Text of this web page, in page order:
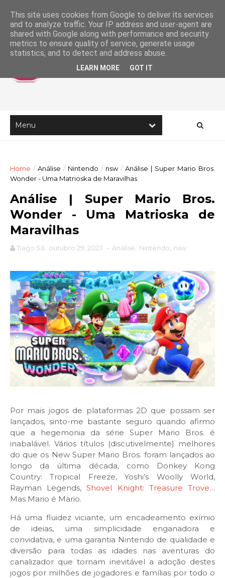
Home / Análise / Nintendo / nsw / Análise | Super Mario Bros.
Wonder - Uma Matrioska de Maravilhas
Análise | Super Mario Bros.
Wonder - Uma Matrioska de
Maravilhas
Tiago Sá outubro 29, 2023 - Análise Nintendo nsw
Por mais jogos de plataformas 2D que possam ser
lançados, sinto-me bastante seguro quando afirmo
que a hegemonia da série Super Mario Bros. é
inabalável. Vários títulos (discutivelmente) melhores
do que os New Super Mario Bros. foram lançados ao
longo da última década, como Donkey Kong
Country: Tropical Freeze, Yoshi’s Woolly World,
Rayman Legends,Shovel Knight: Treasure Trove…
Mas Mario é Mario.
Há uma fluidez viciante, um encadeamento exímio
de ideias, uma simplicidade enganadora e
convidativa, e uma garantia Nintendo de qualidade e
diversão para todas as idades nas aventuras do
canalizador que tornam inevitável a adoção destes
jogos por milhões de jogadores e famílias por todo o
This site uses cookies from Google to deliver its services
and to analyze traffic. Your IP address and user-agent are
shared with Google along with performance and security
metrics to ensure quality of service, generate usage
statistics, and to detect and address abuse.
LEARN MORE GOT IT